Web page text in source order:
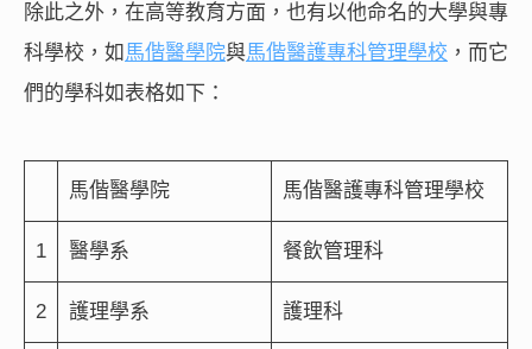
除此之外，在高等教育方面，也有以他命名的大學與專
科學校，如 馬偕醫學院與馬偕醫護專科管理學校 ，而它
們的學科如表格如下：
馬偕醫學院 馬偕醫護專科管理學校
1 醫學系 餐飲管理科
2 護理學系 護理科